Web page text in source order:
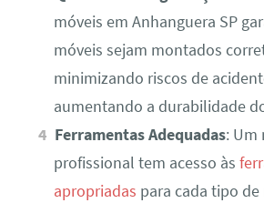
móveis em Anhanguera SP
móveis sejam montados
minimizando riscos de
aumentando a durabilidade
Ferramentas Adequadas: Um
profissional tem acesso às
apropriadas para cada tipo